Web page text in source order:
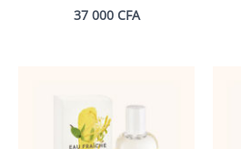
37 000 CFA